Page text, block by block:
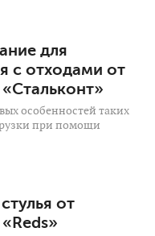
для
с отходами от
особенностей таких
при помощи
от